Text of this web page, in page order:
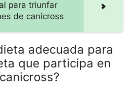
para triunfar
de canicross
adecuada para
que participa en